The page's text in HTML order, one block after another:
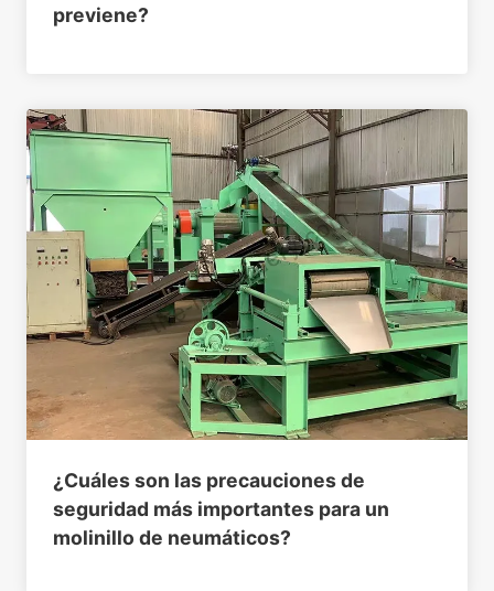
previene?
¿Cuáles son las precauciones de
seguridad más importantes para un
molinillo de neumáticos?